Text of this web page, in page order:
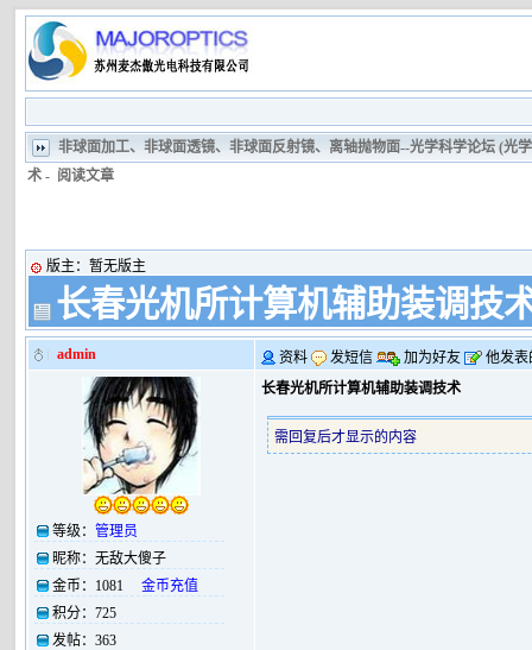
非球面加工、非球面透镜、非球面反射镜、离轴抛物面--光学科学论坛 (光
术- 阅读文章
版主： 暂无版主
长春光机所计算机辅助装调技
admin 资料 发短信 加为好友 他发表
等级： 管理员
昵称： 无敌大傻子
金币：
1081
金币充值
积分： 725
发帖： 363
长春光机所计算机辅助装调技术
需回复后才显示的内容